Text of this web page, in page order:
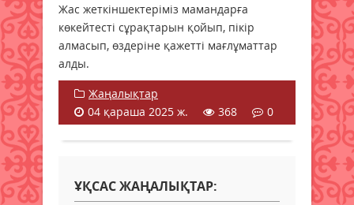
Жас жеткіншектеріміз мамандарға
көкейтесті сұрақтарын қойып, пікір
алмасып, өздеріне қажетті мағлұматтар
алды.
Жаңалықтар
04 қараша 2025 ж.
368 0
ҰҚСАС ЖАҢАЛЫҚТАР: